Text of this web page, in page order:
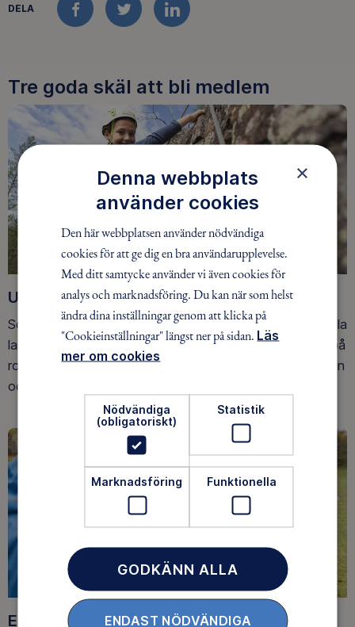
DELA
FACEBOOKTWITTERLINKEDIN
Tre goda skäl att bli medlem
Upptäck nya äventyr
Som medlem har du tillgång till alla våra äventyr, över hela
landet. Våra ideella ledare guidar barn, unga och vuxna på
roliga och trygga äventyr i skogen, på vattnet, snön, isen
och på fjället.
Ett friluftsliv för alla
×
Denna webbplats
använder cookies
Den här webbplatsen använder nödvändiga
cookies för att ge dig en bra användarupplevelse.
Med ditt samtycke använder vi även cookies för
analys och marknadsföring. Du kan när som helst
ändra dina inställningar genom att klicka på
"Cookieinställningar" längst ner på sidan. Läs
mer om cookies
Nödvändiga
(obligatoriskt)
Statistik
Marknadsföring Funktionella
GODKÄNN ALLA
ENDAST NÖDVÄNDIGA